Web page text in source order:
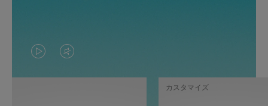
VIDEO
IS
VIDEO
IS
カスタマイズ